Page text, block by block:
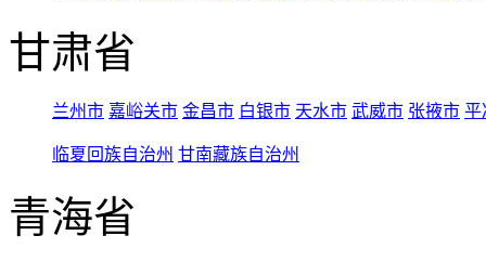
甘肃省
兰州市 嘉峪关市 金昌市 白银市 天水市 武威市 张掖市 平
临夏回族自治州 甘南藏族自治州
青海省